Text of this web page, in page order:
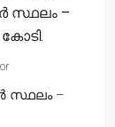
സ്ഥലം –
സ്ഥലം –